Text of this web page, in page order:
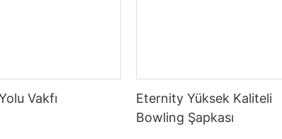
Vakfı
Eternity Yüksek Kaliteli
Bowling Şapkası